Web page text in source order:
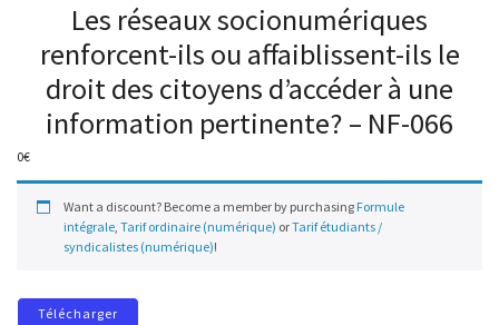
Les réseaux socionumériques
renforcent-ils ou affaiblissent-ils le
droit des citoyens d’accéder à une
information pertinente? – NF-066
0€
Want a discount? Become a member by purchasing Formule
intégrale, Tarif ordinaire (numérique) orTarif étudiants /
syndicalistes (numérique)!
Télécharger